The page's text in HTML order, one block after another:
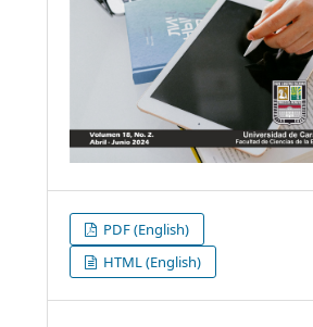
PDF (English)
HTML (English)